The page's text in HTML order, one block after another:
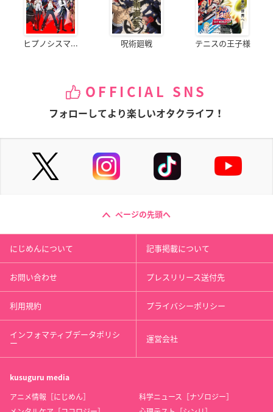
ヒプノシスマ... 呪術廻戦 テニスの王子様
OFFICIAL SNS
フォローしてより楽しいオタクライフ！
ページの先頭へ
にじめんについて 記事掲載について
お問い合わせ プレスリリース送付先
利用規約 プライバシーポリシー
インフォマティブデータポリシ
ー 運営会社
kusuguru media
アニメ情報［にじめん］
科学ニュース［ナゾロジー］